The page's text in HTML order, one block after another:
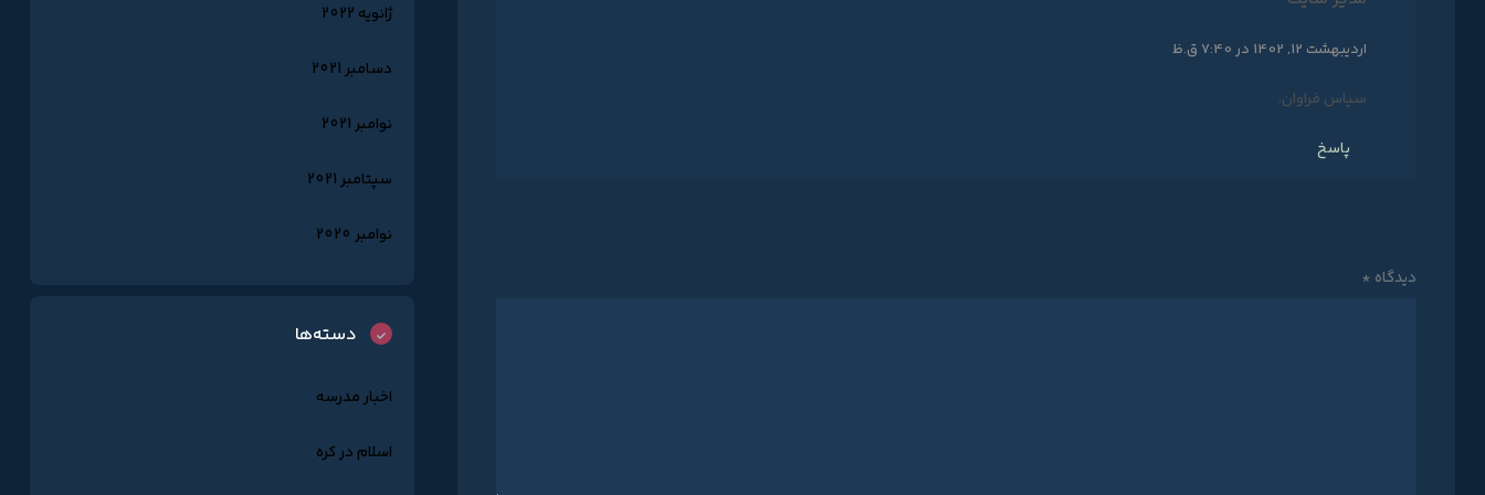
اردیبهشت 12, 1402 در 7:40 ق.ظ
سپاس فراوان.
پاسخ
دیدگاه *
ژانویه 2022
دسامبر 2021
نوامبر 2021
سپتامبر 2021
نوامبر 2020
دسته‌ها
اخبار مدرسه
اسلام در کره